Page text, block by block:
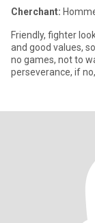
Cherchant:
Friendly, fighter
and good values,
no games, not to
perseverance, if